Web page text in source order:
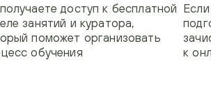
доступ к бесплатной
занятий и куратора,
поможет организовать
обучения
к